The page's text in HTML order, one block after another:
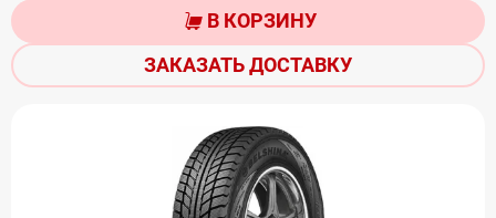
В КОРЗИНУ
ЗАКАЗАТЬ ДОСТАВКУ